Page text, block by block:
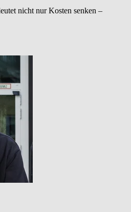
nicht nur Kosten senken –